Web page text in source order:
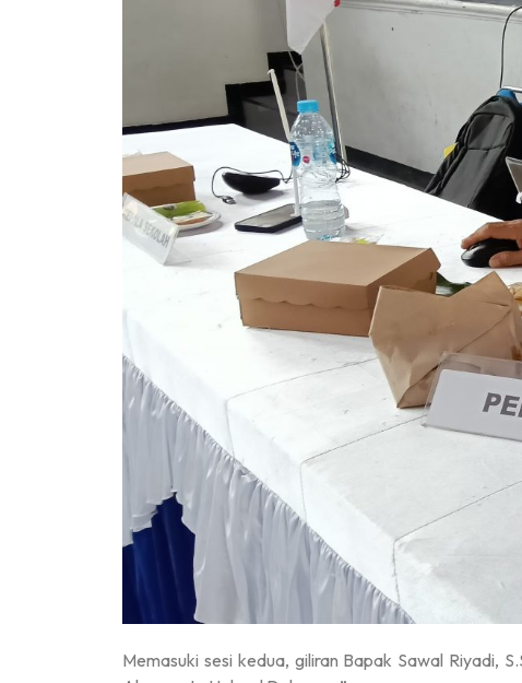
Memasuki sesi kedua, giliran Bapak Sawal Riyadi,